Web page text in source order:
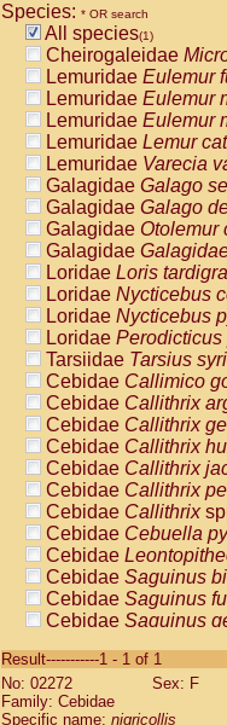
Species: * OR search
All species(1)
Cheirogaleidae
Lemuridae Eulemur
Lemuridae Eulemur
Lemuridae Eulemur
Lemuridae Lemur
Lemuridae Varecia
Galagidae Galago
Galagidae Galago
Galagidae Otolemur
Galagidae
Loridae Loris
Loridae Nycticebus
Loridae Nycticebus
Loridae Perodicticus
Tarsiidae Tarsius
Cebidae Callimico
Cebidae Callithrix
Cebidae Callithrix
Cebidae Callithrix
Cebidae Callithrix
Cebidae Callithrix
Cebidae Callithrix
Cebidae Cebuella
Cebidae
Cebidae Saguinus
Cebidae Saguinus
Cebidae Saguinus
CebidaeSaguinus
Cebidae Saguinus
Cebidae
Result-----------1 - 1 of 1
No: 02272
Sex: F
Family: Cebidae
Specific name: nigricollis